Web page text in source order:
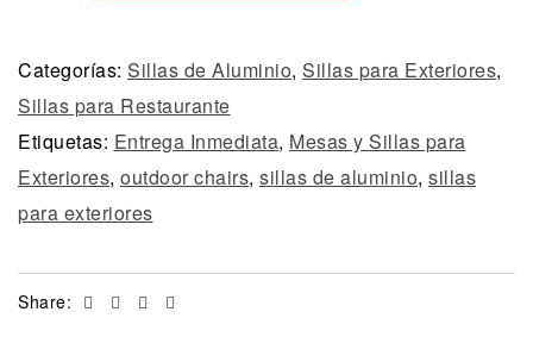
Categorías: Sillas de Aluminio, Sillas para Exteriores,
Sillas para Restaurante
Etiquetas: Entrega Inmediata, Mesas y Sillas para
Exteriores, outdoor chairs, sillas de aluminio, sillas
para exteriores
Share: Facebook
TwitterLinkedin